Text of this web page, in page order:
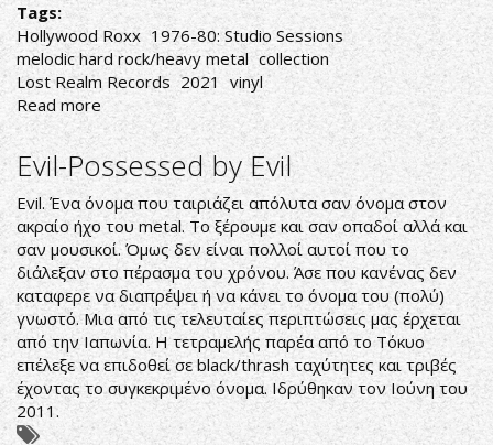
Tags:
Hollywood Roxx 1976-80: Studio Sessions
melodic hard rock/heavy metal collection
Lost Realm Records 2021 vinyl
Read more about
LUST-
Hollywood
Roxx
1976-
80:
Studio
Sessions
Evil-Possessed by Evil
Evil. Ένα όνομα που ταιριάζει απόλυτα σαν όνομα στον
ακραίο ήχο του metal. Το ξέρουμε και σαν οπαδοί αλλά και
σαν μουσικοί. Όμως δεν είναι πολλοί αυτοί που το
διάλεξαν στο πέρασμα του χρόνου. Άσε που κανένας δεν
καταφερε να διαπρέψει ή να κάνει το όνομα του (πολύ)
γνωστό. Μια από τις τελευταίες περιπτώσεις μας έρχεται
από την Ιαπωνία. Η τετραμελής παρέα από το Τόκυο
επέλεξε να επιδoθεί σε black/thrash ταχύτητες και τριβές
έχοντας το συγκεκριμένο όνομα. Ιδρύθηκαν τον Ιούνη του
2011.